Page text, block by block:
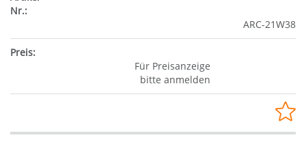
ARC-21W38
Für Preisanzeige
bitte anmelden